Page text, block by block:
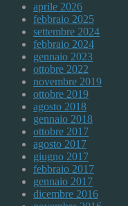
aprile 2026
febbraio 2025
settembre 2024
febbraio 2024
gennaio 2023
ottobre 2022
novembre 2019
ottobre 2019
agosto 2018
gennaio 2018
ottobre 2017
agosto 2017
giugno 2017
febbraio 2017
gennaio 2017
dicembre 2016